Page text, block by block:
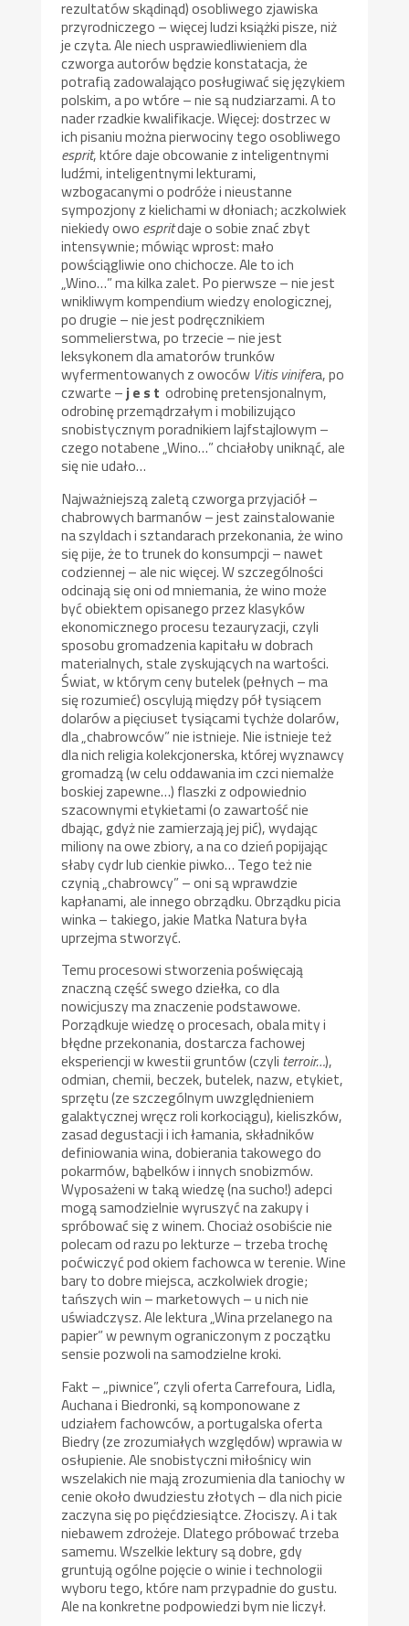
rezultatów skądinąd) osobliwego zjawiska
przyrodniczego – więcej ludzi książki pisze, niż
je czyta. Ale niech usprawiedliwieniem dla
czworga autorów będzie konstatacja, że
potrafią zadowalająco posługiwać się językiem
polskim, a po wtóre – nie są nudziarzami. A to
nader rzadkie kwalifikacje. Więcej: dostrzec w
ich pisaniu można pierwociny tego osobliwego
esprit, które daje obcowanie z inteligentnymi
ludźmi, inteligentnymi lekturami,
wzbogacanymi o podróże i nieustanne
sympozjony z kielichami w dłoniach; aczkolwiek
niekiedy owo espritdaje o sobie znać zbyt
intensywnie; mówiąc wprost: mało
powściągliwie ono chichocze. Ale to ich
„Wino…” ma kilka zalet. Po pierwsze – nie jest
wnikliwym kompendium wiedzy enologicznej,
po drugie – nie jest podręcznikiem
sommelierstwa, po trzecie – nie jest
leksykonem dla amatorów trunków
wyfermentowanych z owoców Vitis vinifera, po
czwarte –j e s t odrobinę pretensjonalnym,
odrobinę przemądrzałym i mobilizująco
snobistycznym poradnikiem lajfstajlowym –
czego notabene „Wino…” chciałoby uniknąć, ale
się nie udało…
Najważniejszą zaletą czworga przyjaciół –
chabrowych barmanów – jest zainstalowanie
na szyldach i sztandarach przekonania, że wino
się pije, że to trunek do konsumpcji – nawet
codziennej – ale nic więcej. W szczególności
odcinają się oni od mniemania, że wino może
być obiektem opisanego przez klasyków
ekonomicznego procesu tezauryzacji, czyli
sposobu gromadzenia kapitału w dobrach
materialnych, stale zyskujących na wartości.
Świat, w którym ceny butelek (pełnych – ma
się rozumieć) oscylują między pół tysiącem
dolarów a pięciuset tysiącami tychże dolarów,
dla „chabrowców” nie istnieje. Nie istnieje też
dla nich religia kolekcjonerska, której wyznawcy
gromadzą (w celu oddawania im czci niemalże
boskiej zapewne…) flaszki z odpowiednio
szacownymi etykietami (o zawartość nie
dbając, gdyż nie zamierzają jej pić), wydając
miliony na owe zbiory, a na co dzień popijając
słaby cydr lub cienkie piwko… Tego też nie
czynią „chabrowcy” – oni są wprawdzie
kapłanami, ale innego obrządku. Obrządku picia
winka – takiego, jakie Matka Natura była
uprzejma stworzyć.
Temu procesowi stworzenia poświęcają
znaczną część swego dziełka, co dla
nowicjuszy ma znaczenie podstawowe.
Porządkuje wiedzę o procesach, obala mity i
błędne przekonania, dostarcza fachowej
eksperiencji w kwestii gruntów (czyli terroir…),
odmian, chemii, beczek, butelek, nazw, etykiet,
sprzętu (ze szczególnym uwzględnieniem
galaktycznej wręcz roli korkociągu), kieliszków,
zasad degustacji i ich łamania, składników
definiowania wina, dobierania takowego do
pokarmów, bąbelków i innych snobizmów.
Wyposażeni w taką wiedzę (na sucho!) adepci
mogą samodzielnie wyruszyć na zakupy i
spróbować się z winem. Chociaż osobiście nie
polecam od razu po lekturze – trzeba trochę
poćwiczyć pod okiem fachowca w terenie. Wine
bary to dobre miejsca, aczkolwiek drogie;
tańszych win – marketowych – u nich nie
uświadczysz. Ale lektura „Wina przelanego na
papier” w pewnym ograniczonym z początku
sensie pozwoli na samodzielne kroki.
Fakt – „piwnice”, czyli oferta Carrefoura, Lidla,
Auchana i Biedronki, są komponowane z
udziałem fachowców, a portugalska oferta
Biedry (ze zrozumiałych względów) wprawia w
osłupienie. Ale snobistyczni miłośnicy win
wszelakich nie mają zrozumienia dla taniochy w
cenie około dwudziestu złotych – dla nich picie
zaczyna się po pięćdziesiątce. Złociszy. A i tak
niebawem zdrożeje. Dlatego próbować trzeba
samemu. Wszelkie lektury są dobre, gdy
gruntują ogólne pojęcie o winie i technologii
wyboru tego, które nam przypadnie do gustu.
Ale na konkretne podpowiedzi bym nie liczył.